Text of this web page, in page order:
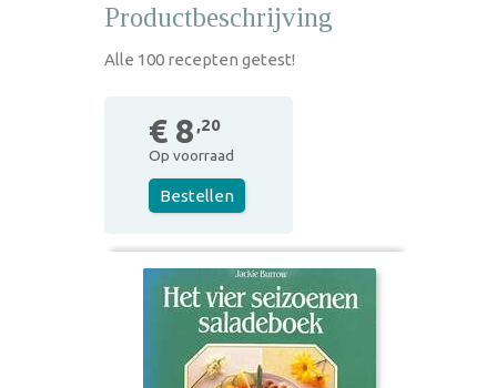
Productbeschrijving
Alle 100 recepten getest!
€ 8 ,20
Op voorraad
Bestellen